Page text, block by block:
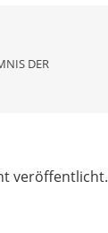
DER
veröffentlicht.